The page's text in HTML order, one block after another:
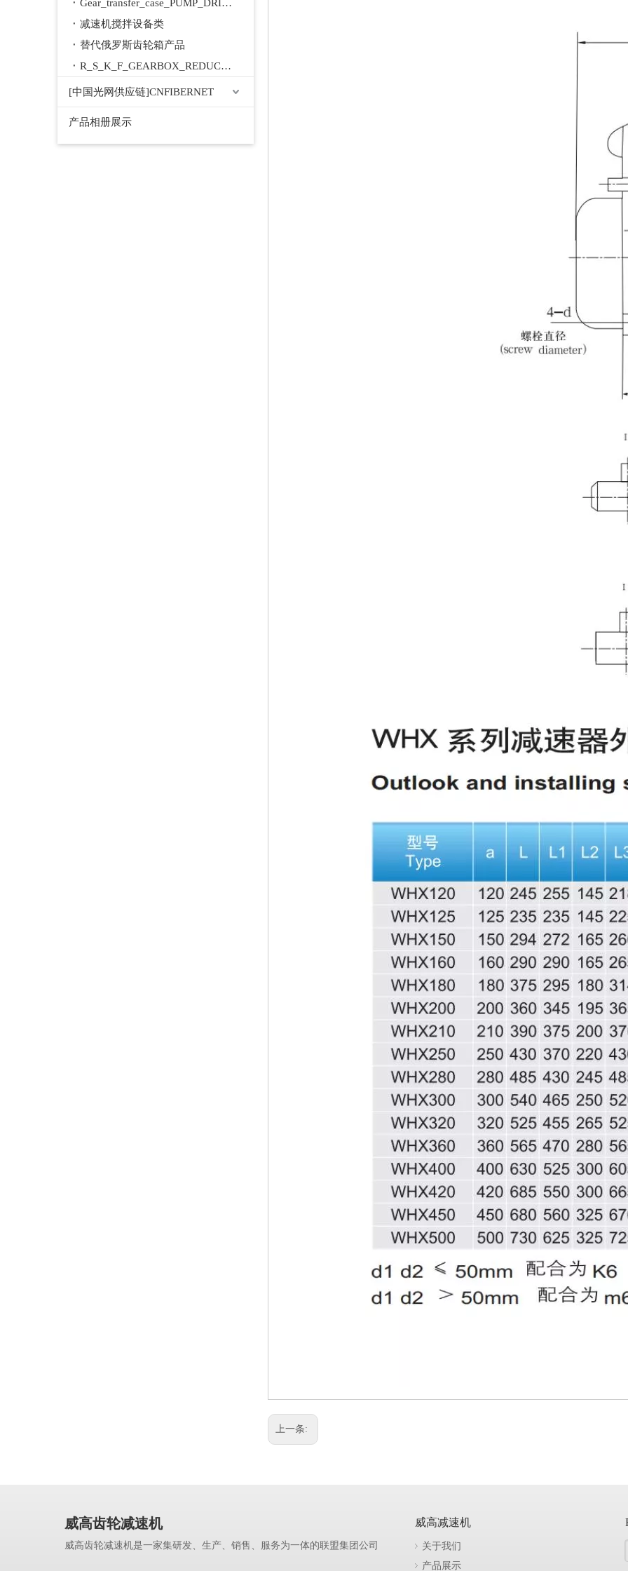
Gear_transfer_case_PUMP_DRIVE
减速机搅拌设备类
替代俄罗斯齿轮箱产品
R_S_K_F_GEARBOX_REDUCER
[中国光网供应链]CNFIBERNET
产品相册展示
上一条:
威高齿轮减速机
威高齿轮减速机是一家集研发、生产、销售、服务为一体的联盟集团公司
威高减速机
关于我们
产品展示